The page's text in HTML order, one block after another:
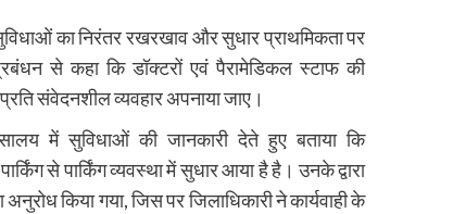
का निरंतर रखरखाव और सुधार प्राथमिकता पर
से कहा कि डॉक्टरों एवं पैरामेडिकल स्टाफ की
संवेदनशील व्यवहार अपनाया जाए।
में सुविधाओं की जानकारी देते हुए बताया कि
से पार्किंग व्यवस्था में सुधार आया है है। उनके द्वारा
अनुरोध किया गया, जिस पर जिलाधिकारी ने कार्यवाही के